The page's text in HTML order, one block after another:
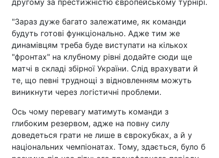
"Зараз дуже багато залежатиме, як команди
будуть готові функціонально. Адже тим же
динамівцям треба буде виступати на кількох
"фронтах" на клубному рівні додайте сюди ще
матчі в складі збірної України. Слід врахувати й
те, що певні труднощі з відновленням можуть
виникнути через логістичні проблеми.
Ось чому перевагу матимуть команди з
глибоким резервом, адже на повну силу
доведеться грати не лише в єврокубках, а й у
національних чемпіонатах. Тому, здається, було б